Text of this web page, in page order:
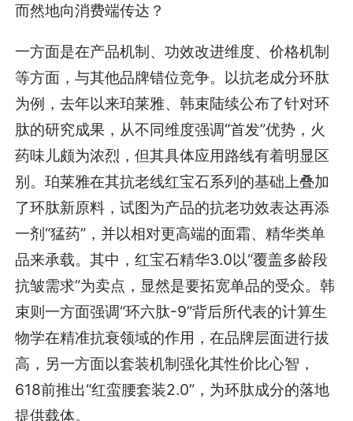
而然地向消费端传达？
一方面是在产品机制、功效改进维度、价格机制
等方面，与其他品牌错位竞争。以抗老成分环肽
为例，去年以来珀莱雅、韩束陆续公布了针对环
肽的研究成果，从不同维度强调“首发”优势，火
药味儿颇为浓烈，但其具体应用路线有着明显区
别。珀莱雅在其抗老线红宝石系列的基础上叠加
了环肽新原料，试图为产品的抗老功效表达再添
一剂“猛药”，并以相对更高端的面霜、精华类单
品来承载。其中，红宝石精华3.0以“覆盖多龄段
抗皱需求”为卖点，显然是要拓宽单品的受众。韩
束则一方面强调“环六肽-9”背后所代表的计算生
物学在精准抗衰领域的作用，在品牌层面进行拔
高，另一方面以套装机制强化其性价比心智，
618前推出“红蛮腰套装2.0”，为环肽成分的落地
提供载体。